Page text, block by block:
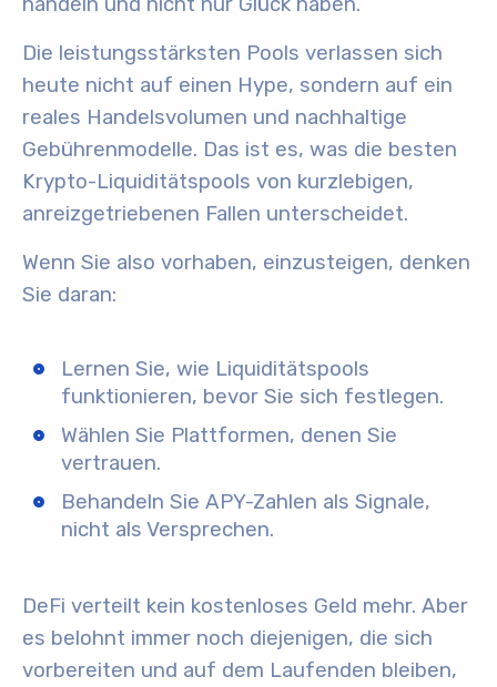
Die leistungsstärksten Pools verlassen sich
heute nicht auf einen Hype, sondern auf ein
reales Handelsvolumen und nachhaltige
Gebührenmodelle. Das ist es, was die besten
Krypto-Liquiditätspools von kurzlebigen,
anreizgetriebenen Fallen unterscheidet.
Wenn Sie also vorhaben, einzusteigen, denken
Sie daran:
Lernen Sie, wie Liquiditätspools
funktionieren, bevor Sie sich festlegen.
Wählen Sie Plattformen, denen Sie
vertrauen.
Behandeln Sie APY-Zahlen als Signale,
nicht als Versprechen.
DeFi verteilt kein kostenloses Geld mehr. Aber
es belohnt immer noch diejenigen, die sich
vorbereiten und auf dem Laufenden bleiben,